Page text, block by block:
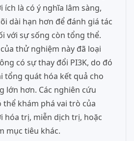
ích là có ý nghĩa lâm sàng,
dài hạn hơn để đánh giá tác
với sự sống còn tổng thể.
thử nghiệm này đã loại
có sự thay đổi PI3K, do đó
tổng quát hóa kết quả cho
lớn hơn. Các nghiên cứu
khám phá vai trò của
hóa trị, miễn dịch trị, hoặc
mục tiêu khác.